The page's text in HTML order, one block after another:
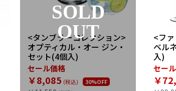
<タンブラーコレクション>
オプティカル・オー ジン・
セット(4個入)
セール価格
￥8,085 30%OFF
SOLD
OUT
<フ
ベル
入)
セー
￥